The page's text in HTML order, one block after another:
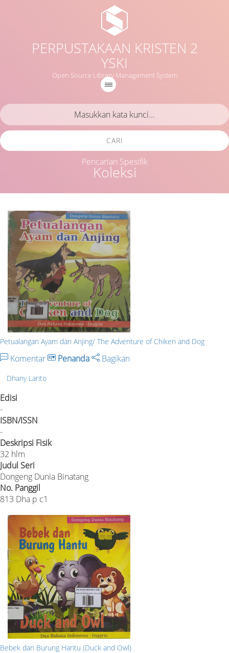
PERPUSTAKAAN KRISTEN 2
YSKI
Open Source Library Management System
Koleksi
CARI
Pencarian Spesifik
Petualangan Ayam dan Anjing/ The Adventure of Chiken and Dog
Komentar Penanda Bagikan
Dhany Larito
Edisi
-
ISBN/ISSN
-
Deskripsi Fisik
32 hlm
Judul Seri
Dongeng Dunia Binatang
No. Panggil
813 Dha p c1
Bebek dan Burung Hantu (Duck and Owl)